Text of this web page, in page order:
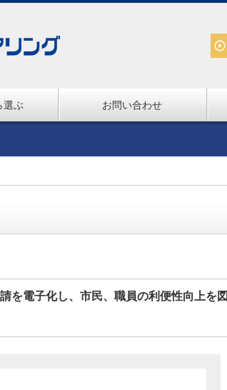
選ぶ お問い合わせ
を電子化し、市民、職員の利便性向上を図